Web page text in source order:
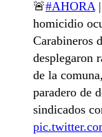
🚨#AHORA|
homicidio
Carabineros
desplegaron
de la
paradero de
sindicados